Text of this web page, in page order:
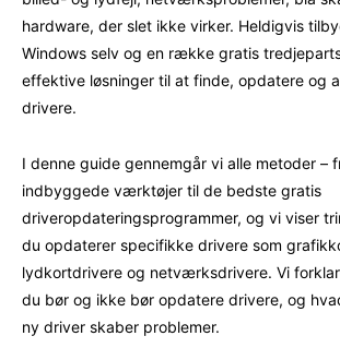
hardware, der slet ikke virker. Heldigvis
Windows selv og en række gratis
effektive løsninger til at finde, opdatere og
drivere.
I denne guide gennemgår vi alle metoder –
indbyggede værktøjer til de bedste gratis
driveropdateringsprogrammer, og vi viser
du opdaterer specifikke drivere som
lydkortdrivere og netværksdrivere. Vi
du bør og ikke bør opdatere drivere, og
ny driver skaber problemer.